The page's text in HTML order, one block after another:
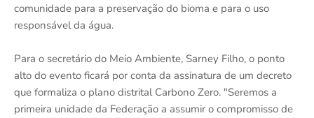
comunidade para a preservação do bioma e para o uso
responsável da água.
Para o secretário do Meio Ambiente, Sarney Filho, o ponto
alto do evento ficará por conta da assinatura de um decreto
que formaliza o plano distrital Carbono Zero. "Seremos a
primeira unidade da Federação a assumir o compromisso de